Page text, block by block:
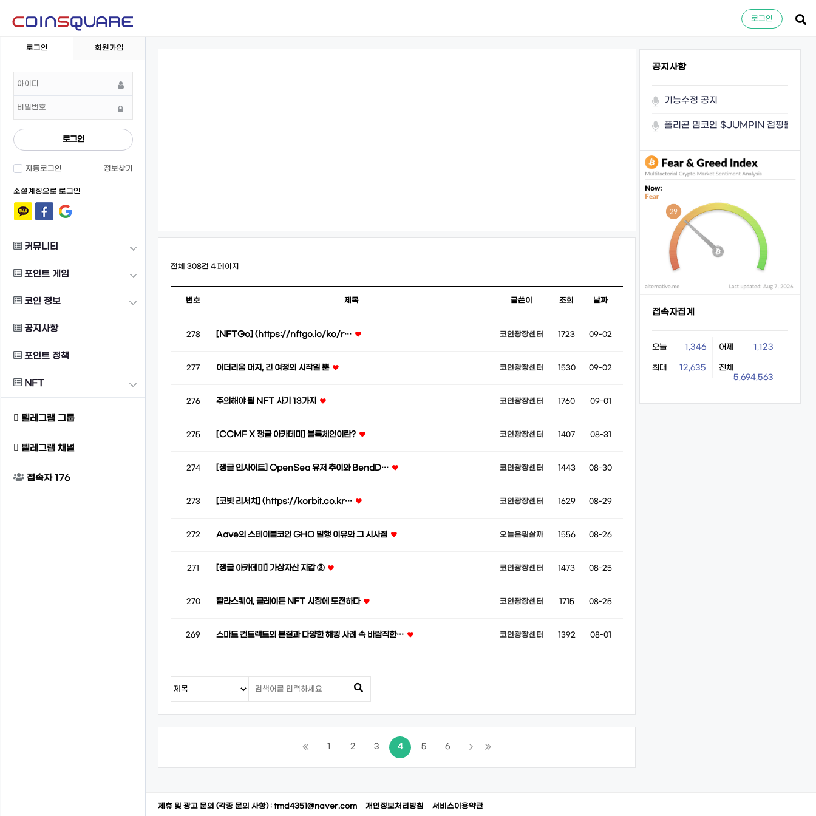
로그인
로그인 회원가입
로그인
자동로그인 정보찾기
소셜계정으로 로그인
커뮤니티
포인트 게임
코인 정보
공지사항
포인트 정책
NFT
텔레그램 그룹
텔레그램 채널
접속자176
전체 308건 4 페이지
번호 제목 글쓴이 조회 날짜
278 [NFTGo] (https://nftgo.io/ko/r… 코인광장센터 1723 09-02
277 이더리움 머지, 긴 여정의 시작일 뿐 코인광장센터 1530 09-02
276 주의해야 될 NFT 사기 13가지 코인광장센터 1760 09-01
275 [CCMF X 쟁글 아카데미] 블록체인이란? 코인광장센터 1407 08-31
274 [쟁글 인사이트] OpenSea 유저 추이와 BendD… 코인광장센터 1443 08-30
273 [코빗 리서치] (https://korbit.co.kr… 코인광장센터 1629 08-29
272 Aave의 스테이블코인 GHO 발행 이유와 그 시사점 오늘은뭐살까 1556 08-26
271 [쟁글 아카데미] 가상자산 지갑 ③ 코인광장센터 1473 08-25
270 팔라스퀘어, 클레이튼 NFT 시장에 도전하다 코인광장센터 1715 08-25
269 스마트 컨트랙트의 본질과 다양한 해킹 사례 속 바람직한… 코인광장센터 1392 08-01
1 2 3 4 5 6
공지사항
기능수정 공지
폴리곤 밈코인 $JUMPIN 점핑볼이 쏜
접속자집계
오늘 1,346 어제 1,123
최대 12,635
전체
5,694,563
제휴 및 광고 문의 (각종 문의 사항) : tmd4351@naver.com 개인정보처리방침 서비스이용약관